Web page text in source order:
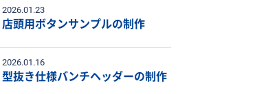
2026.01.23
店頭用ボタンサンプルの制作
2026.01.16
型抜き仕様バンチヘッダーの制作